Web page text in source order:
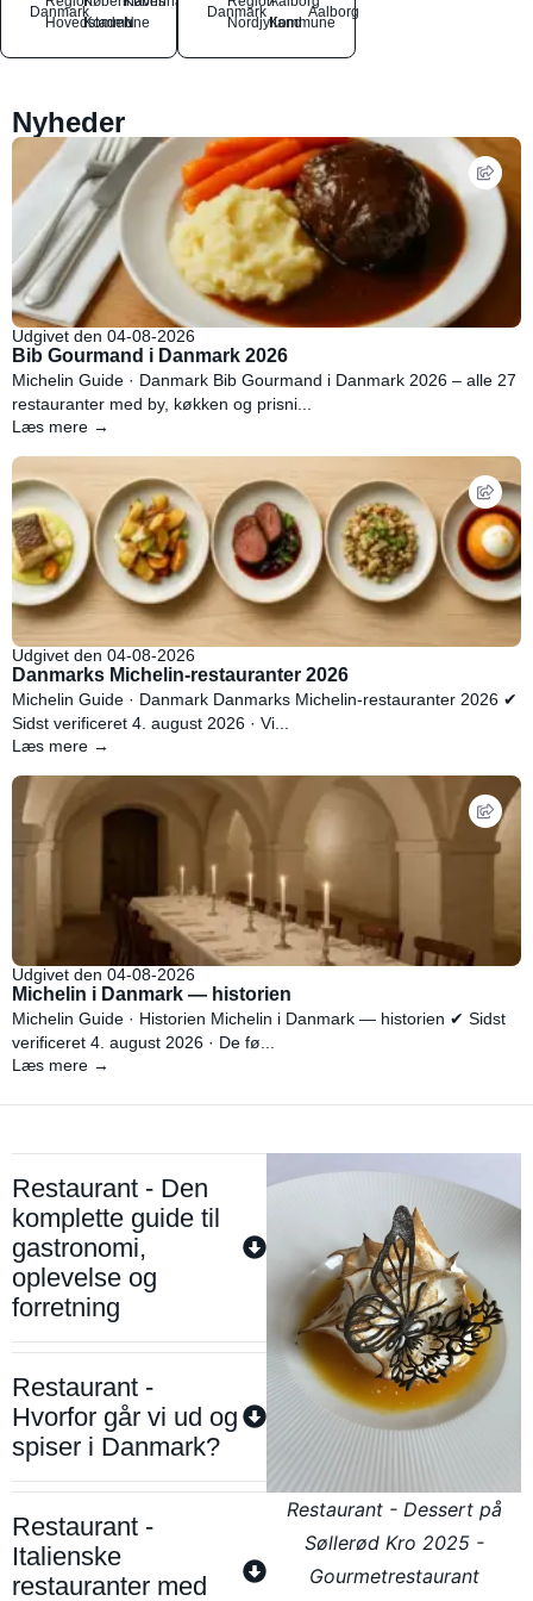
Danmark
Hovedstaden
Kommune
N
Danmark
NordjyllandKommune
Aalborg
Nyheder
Udgivet den 04-08-2026
Bib Gourmand i Danmark 2026
Michelin Guide · Danmark Bib Gourmand i Danmark 2026 – alle 27
restauranter med by, køkken og prisni...
Læs mere →
Udgivet den 04-08-2026
Danmarks Michelin-restauranter 2026
Michelin Guide · Danmark Danmarks Michelin-restauranter 2026 ✔
Sidst verificeret 4. august 2026 · Vi...
Læs mere →
Udgivet den 04-08-2026
Michelin i Danmark — historien
Michelin Guide · Historien Michelin i Danmark — historien ✔ Sidst
verificeret 4. august 2026 · De fø...
Læs mere →
Restaurant - Den
komplette guide til
gastronomi,
oplevelse og
forretning
Restaurant -
Hvorfor går vi ud og
spiser i Danmark?
Restaurant -
Italienske
restauranter med
Restaurant - Dessert på
Søllerød Kro 2025 -
Gourmetrestaurant